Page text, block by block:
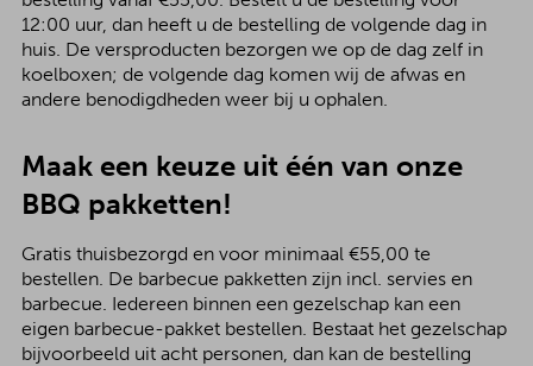
12:00 uur, dan heeft u de bestelling de volgende dag in
huis. De versproducten bezorgen we op de dag zelf in
koelboxen; de volgende dag komen wij de afwas en
andere benodigdheden weer bij u ophalen.
Maak een keuze uit één van onze
BBQ pakketten!
Gratis thuisbezorgd en voor minimaal €55,00 te
bestellen. De barbecue pakketten zijn incl. servies en
barbecue. Iedereen binnen een gezelschap kan een
eigen barbecue-pakket bestellen. Bestaat het gezelschap
bijvoorbeeld uit acht personen, dan kan de bestelling